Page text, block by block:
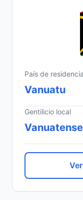
País de residencia
Vanuatu
Gentilicio local